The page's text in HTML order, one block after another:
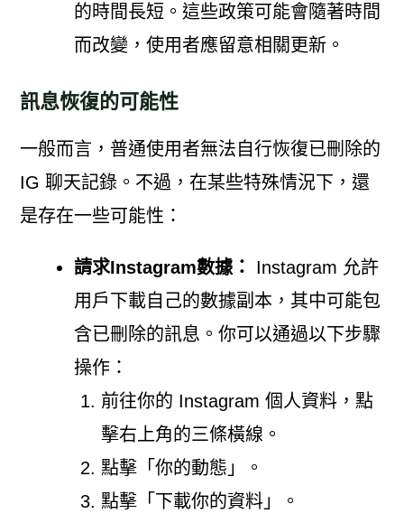
的時間長短。這些政策可能會隨著時間
而改變，使用者應留意相關更新。
訊息恢復的可能性
一般而言，普通使用者無法自行恢復已刪除的
IG 聊天記錄。不過，在某些特殊情況下，還
是存在一些可能性：
請求Instagram數據：
Instagram 允許
用戶下載自己的數據副本，其中可能包
含已刪除的訊息。你可以通過以下步驟
操作：
前往你的 Instagram 個人資料，點
擊右上角的三條橫線。
點擊「你的動態」。
點擊「下載你的資料」。